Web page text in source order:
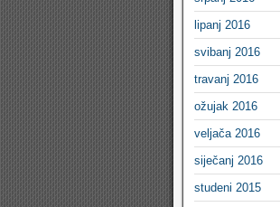
lipanj 2016
svibanj 2016
travanj 2016
ožujak 2016
veljača 2016
siječanj 2016
studeni 2015